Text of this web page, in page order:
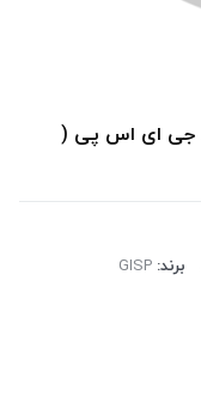
تسمه تایم ( 154 ) جک جی 5 856242 جی ای اس پی (
برند: GISP